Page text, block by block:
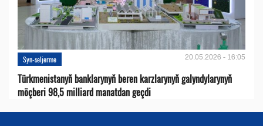
Syn-seljerme 20.05.2026 - 16:05
Türkmenistanyň banklarynyň beren karzlarynyň galyndylarynyň
möçberi 98,5 milliard manatdan geçdi